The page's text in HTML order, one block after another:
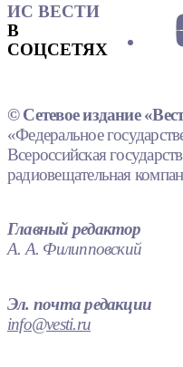
ИС ВЕСТИ
В
СОЦСЕТЯХ
© Сетевое издание
«Федеральное
Всероссийская
радиовещательная
Главный редактор
А. А. Филипповский
Эл. почта редакции
info@vesti.ru